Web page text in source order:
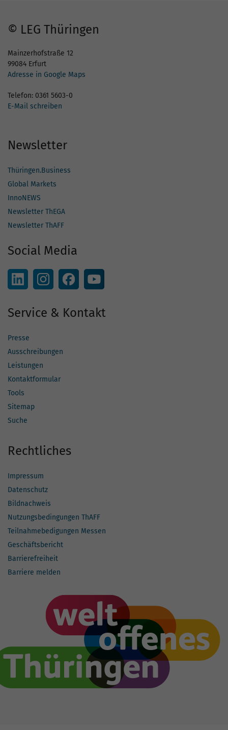
© LEG Thüringen
Mainzerhofstraße 12
99084 Erfurt
Adresse in Google Maps
Telefon: 0361 5603-0
E-Mail schreiben
Newsletter
Thüringen.Business
Global Markets
InnoNEWS
Newsletter ThEGA
Newsletter ThAFF
Social Media
Service & Kontakt
Presse
Ausschreibungen
Leistungen
Kontaktformular
Tools
Sitemap
Suche
Rechtliches
Impressum
Datenschutz
Bildnachweis
Nutzungsbedingungen ThAFF
Teilnahmebedigungen Messen
Geschäftsbericht
Barrierefreiheit
Barriere melden